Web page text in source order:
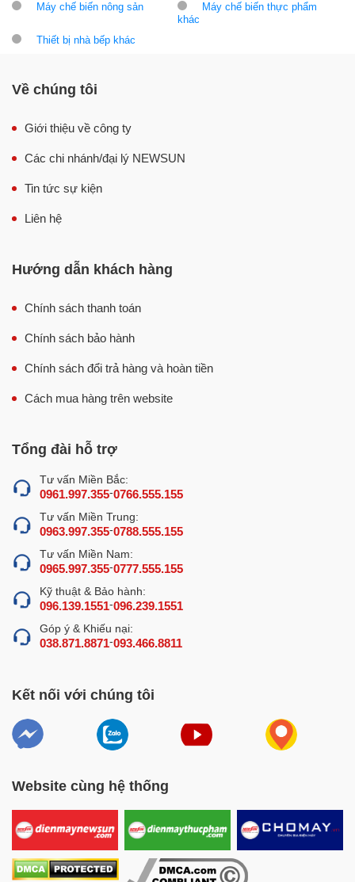
Máy chế biến nông sản
Máy chế biến thực phẩm
khác
Thiết bị nhà bếp khác
Về chúng tôi
Giới thiệu về công ty
Các chi nhánh/đại lý NEWSUN
Tin tức sự kiện
Liên hệ
Hướng dẫn khách hàng
Chính sách thanh toán
Chính sách bảo hành
Chính sách đổi trả hàng và hoàn tiền
Cách mua hàng trên website
Tổng đài hỗ trợ
Tư vấn Miền Bắc:
0961.997.355-0766.555.155
Tư vấn Miền Trung:
0963.997.355-0788.555.155
Tư vấn Miền Nam:
0965.997.355-0777.555.155
Kỹ thuật & Bảo hành:
096.139.1551-096.239.1551
Góp ý & Khiếu nại:
038.871.8871-093.466.8811
Kết nối với chúng tôi
Website cùng hệ thống